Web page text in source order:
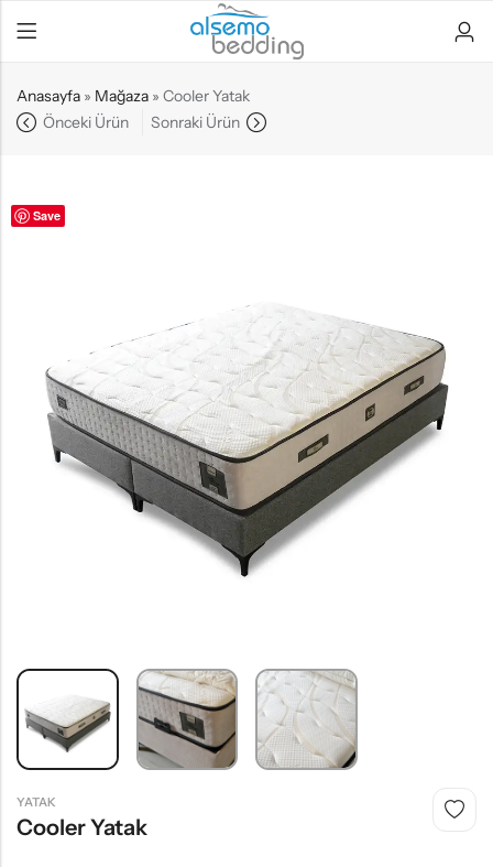
Anasayfa » Mağaza » Cooler Yatak
Önceki Ürün
Sonraki Ürün
Save
YATAK
Cooler Yatak